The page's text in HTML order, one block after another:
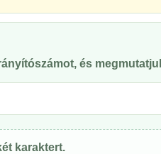
és
karaktert.